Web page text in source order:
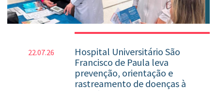
22.07.26
Hospital Universitário São
Francisco de Paula leva
prevenção, orientação e
rastreamento de doenças à